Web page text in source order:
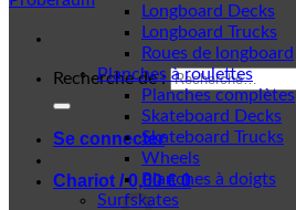
Recherche de :
Se connecter
Chariot /0,00€ 0
Longboard Decks
Longboard Trucks
Roues de longboard
Planches à roulettes
Planches complètes
Skateboard Decks
Skateboard Trucks
Wheels
Planches à doigts
Surfskates